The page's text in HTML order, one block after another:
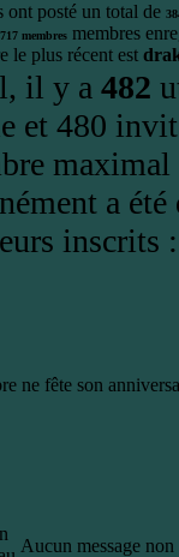
ont posté un total de
membresmembres
le plus récent est
il y a 482
et 480
a
inscrits
ne fête son
Aucun message non